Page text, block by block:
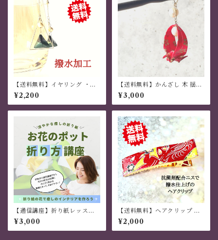
【送料無料】イヤリング ・ピ
アス 「幸菱」三枚組 菱形モチ
ーフ 千歳緑
¥2,200
【送料無料】かんざし 木 揺れ
る 普段使い ハンドメイド 日本
伝統 折り紙 撥水仕上 職人技
赤 夏祭り 花火大会 プレゼント
¥3,000
【通信講座】折り紙レッスン
夏にピッタリ！涼やかな
「柿の花の置き飾り」
¥3,000
【送料無料】ヘアクリップ 大
きめ しっかり おしゃれ 金属製
和風 ハンドメイド 茶色
¥2,000